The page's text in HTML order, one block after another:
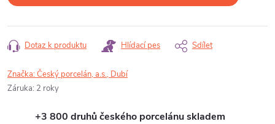
Dotaz k produktu Hlídací pes Sdílet
Značka:Český porcelán, a.s., Dubí
Záruka: 2 roky
+3 800 druhů českého porcelánu skladem